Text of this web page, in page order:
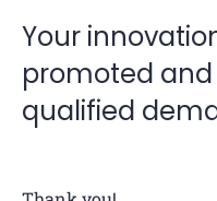
Your
promoted
qualified